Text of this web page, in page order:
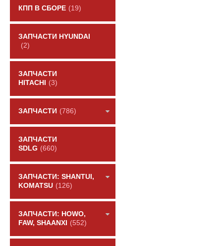
КПП В СБОРЕ (19)
ЗАПЧАСТИ HYUNDAI
(2)
ЗАПЧАСТИ
HITACHI
(3)
ЗАПЧАСТИ (786)
ЗАПЧАСТИ
SDLG (660)
ЗАПЧАСТИ: SHANTUI,
KOMATSU (126)
ЗАПЧАСТИ: HOWO,
FAW, SHAANXI
(552)